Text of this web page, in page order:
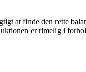
at finde den rette
er rimelig i